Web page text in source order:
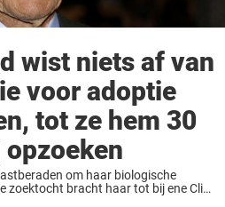
wist niets af van
voor adoptie
tot ze hem 30
om haar biologische
zoektocht bracht haar tot bij ene Clint